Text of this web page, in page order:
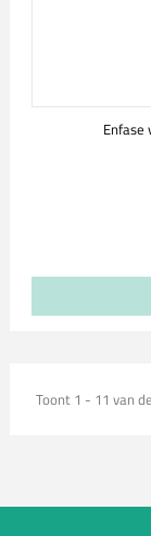
Toont 1 - 11 van